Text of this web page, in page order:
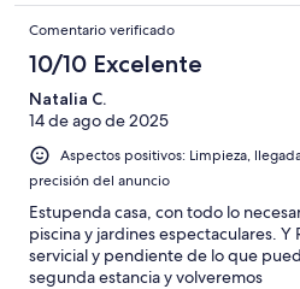
Large bedroom with two single
space. Small balcony (off the TV
catching the sunrise.Upstairs -
with a double bed, bathroom with
area with sofa and chairs. Balcony
mountains and the sea.Outside area
tiered with 2 levels. Both levels are
Fantastic sun trap. Mercadona, Aldi
are 10 minutes drive.Recommended
airport. We will definitely return
Comentario verificado
10/10 Excelente
Natalia C.
14 de ago de 2025
Aspectos positivos: Limpieza,
precisión del anuncio
Estupenda casa, con todo lo
piscina y jardines espectaculares.
servicial y pendiente de lo que
segunda estancia y volveremos